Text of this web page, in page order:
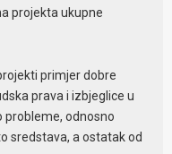
projekta ukupne
primjer dobre
prava i izbjeglice u
probleme, odnosno
sredstava, a ostatak od